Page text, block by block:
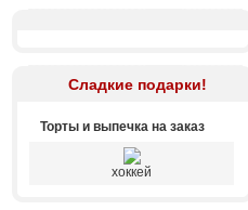
Сладкие подарки!
Торты и выпечка на заказ
хоккей